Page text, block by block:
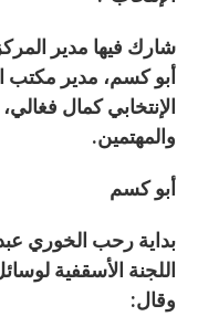
شارك فيها مدير
أبو كسم، مدير مكتب
الإنتخابيكمال
والمهتمين.
أبو كسم
بداية رحب الخوري
اللجنة الأسقفية
وقال: